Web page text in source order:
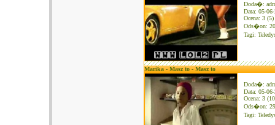
Doda�:
Data: 05-
Ocena: 3 (5)
Ods�on:
Tagi:
Marika - Masz to - Masz to
Doda�:
Data: 05-
Ocena: 3
Ods�on:
Tagi: